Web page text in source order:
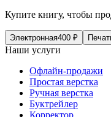
Купите книгу, чтобы
Электронная400 ₽
Наши услуги
Офлайн-продажи
Простая верстка
Ручная верстка
Буктрейлер
Корректор